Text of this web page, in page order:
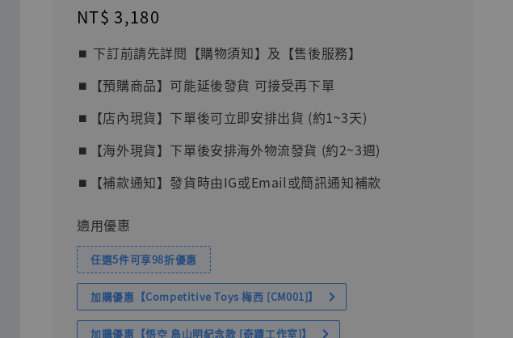
Regular
price
NT$ 3,180
⏹︎ 下訂前請先詳閱【購物須知】及【售後服務】
⏹︎【預購商品】可能延後發貨 可接受再下單
⏹︎【店內現貨】下單後可立即安排出貨 (約1~3天)
⏹︎【海外現貨】下單後安排海外物流發貨 (約2~3週)
⏹︎【補款通知】發貨時由IG或Email或簡訊通知補款
適用優惠
任選5件可享98折優惠
加購優惠【Competitive Toys 梅西 [CM001]】
加購優惠【悟空 鳥山明紀念款 [奇蹟工作室]】